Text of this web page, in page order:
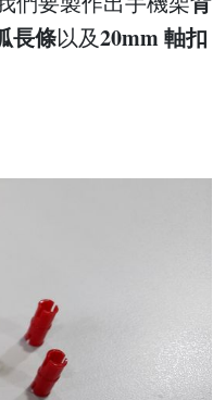
長條以及20mm 軸扣